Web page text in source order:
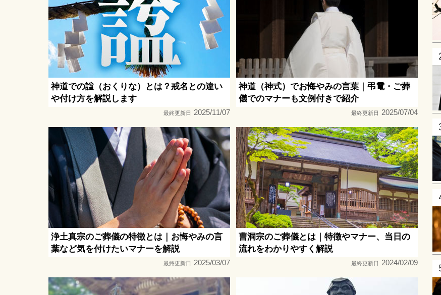
神道での諡（おくりな）とは？戒名との違い
や付け方を解説します
最終更新日 2025/11/07
神道（神式）でお悔やみの言葉｜弔電・ご葬
儀でのマナーも文例付きで紹介
最終更新日 2025/07/04
浄土真宗のご葬儀の特徴とは｜お悔やみの言
葉など気を付けたいマナーを解説
最終更新日 2025/03/07
曹洞宗のご葬儀とは｜特徴やマナー、当日の
流れをわかりやすく解説
最終更新日 2024/02/09